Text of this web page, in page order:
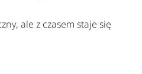
ale z czasem staje się